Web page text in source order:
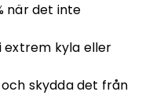
när det inte
kyla eller
skydda det från